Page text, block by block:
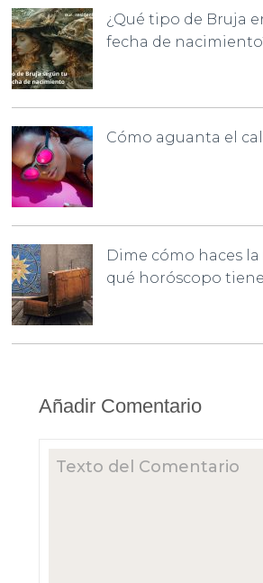
¿Qué tipo de Bruja
fecha de
Cómo aguanta el
Dime cómo haces
qué horóscopo
Añadir Comentario